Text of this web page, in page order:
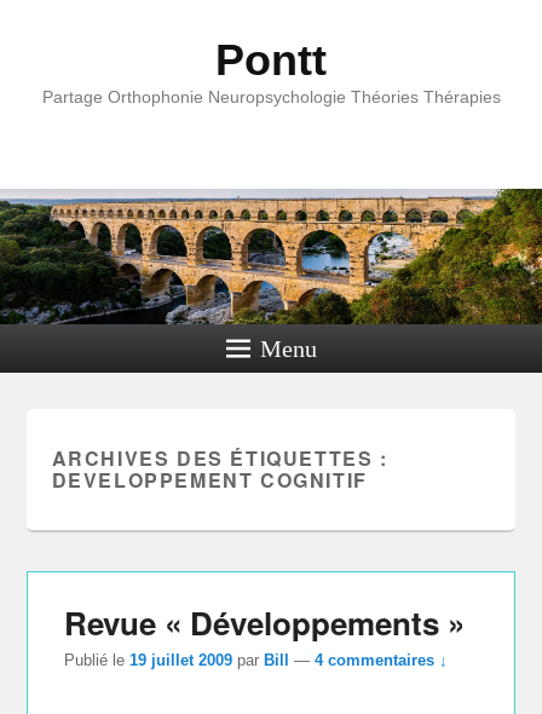
Pontt
Partage Orthophonie Neuropsychologie Théories Thérapies
Menu
ARCHIVES DES ÉTIQUETTES :
DEVELOPPEMENT COGNITIF
Revue « Développements »
Publié le19 juillet 2009 par Bill —4 commentaires ↓